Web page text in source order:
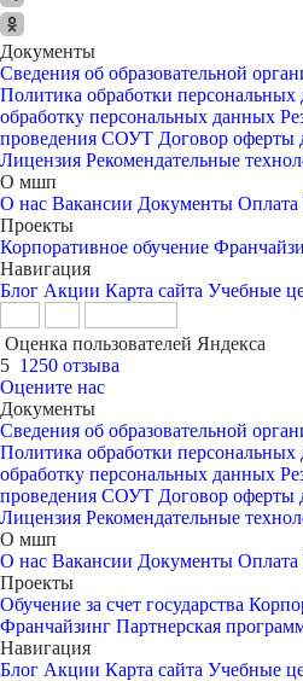
Документы
Сведения об образовательной
Политика обработки
обработку персональных данных
проведения СОУТ Договор оферты
Лицензия Рекомендательные
О мшп
О нас Вакансии Документы Оплата
Проекты
Корпоративное обучение
Навигация
Блог Акции Карта сайта Учебные
Оценка пользователей Яндекса
5 1250 отзыва
Оцените нас
Документы
Сведения об образовательной
Политика обработки
обработку персональных данных
проведения СОУТ Договор оферты
Лицензия Рекомендательные
О мшп
О нас Вакансии Документы Оплата
Проекты
Обучение за счет государства
Франчайзинг Партнерская
Навигация
Блог Акции Карта сайта Учебные